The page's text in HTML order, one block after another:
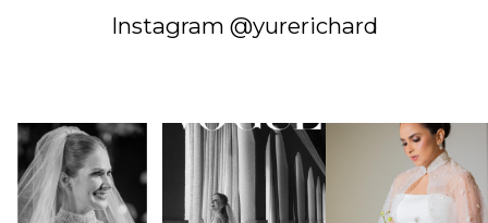
Instagram @yurerichard